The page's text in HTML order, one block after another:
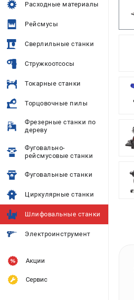
Расходные материалы
Рейсмусы
Сверлильные станки
Стружкоотсосы
Токарные станки
Торцовочные пилы
Фрезерные станки по
дереву
Фуговально-
рейсмусовые станки
Фуговальные станки
Циркулярные станки
Шлифовальные станки
Электроинструмент
Акции
Сервис